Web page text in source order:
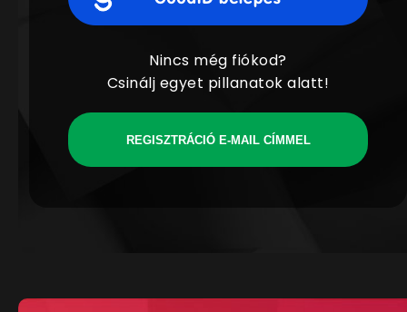
Nincs még fiókod?
Csinálj egyet pillanatok alatt!
REGISZTRÁCIÓ E-MAIL CÍMMEL